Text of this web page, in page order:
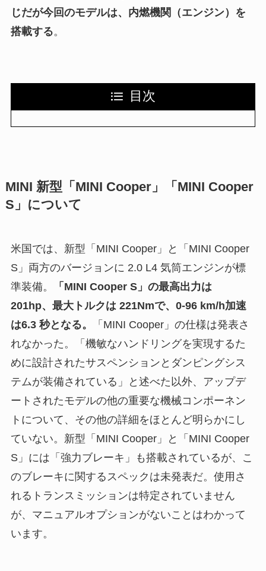
じだが今回のモデルは、内燃機関（エンジン）を
搭載する。
目次
MINI 新型「MINI Cooper」「MINI Cooper
S」について
米国では、新型「MINI Cooper」と「MINI Cooper
S」両方のバージョンに 2.0 L4 気筒エンジンが標
準装備。
「MINI Cooper S」の最高出力は
201hp、最大トルクは 221Nmで、0-96 km/h加速
は6.3 秒となる。
「MINI Cooper」の仕様は発表さ
れなかった。「機敏なハンドリングを実現するた
めに設計されたサスペンションとダンピングシス
テムが装備されている」と述べた以外、アップデ
ートされたモデルの他の重要な機械コンポーネン
トについて、その他の詳細をほとんど明らかにし
ていない。新型「MINI Cooper」と「MINI Cooper
S」には「強力ブレーキ」も搭載されているが、こ
のブレーキに関するスペックは未発表だ。使用さ
れるトランスミッションは特定されていません
が、マニュアルオプションがないことはわかって
います。